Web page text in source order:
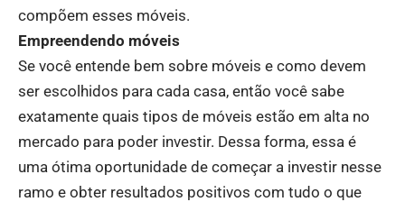
compõem esses móveis.
Empreendendo móveis
Se você entende bem sobre móveis e como devem
ser escolhidos para cada casa, então você sabe
exatamente quais tipos de móveis estão em alta no
mercado para poder investir. Dessa forma, essa é
uma ótima oportunidade de começar a investir nesse
ramo e obter resultados positivos com tudo o que